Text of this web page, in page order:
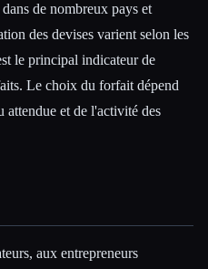
de nombreux pays et
des devises varient selon les
le principal indicateur de
Le choix du forfait dépend
attendue et de l'activité des
aux entrepreneurs